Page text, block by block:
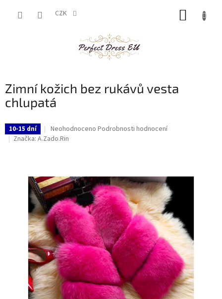
CZK
Zimní kožich bez rukávů vesta
chlupatá
10-15 dní
Průměrné
hodnocení
z
5
hvězdiček.
Neohodnoceno Podrobnosti hodnocení
Značka: A.Zado.Rin